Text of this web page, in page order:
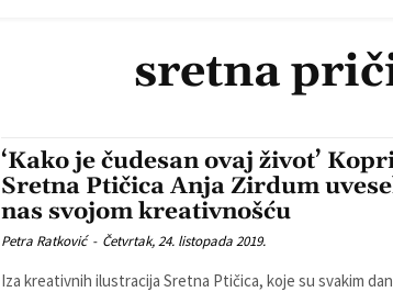
sretna
‘Kako je čudesan ovaj život’
Sretna Ptičica Anja Zirdum
nas svojom kreativnošću
Petra Ratković - Četvrtak, 24. listopada 2019.
Iza kreativnih ilustracija Sretna Ptičica, koje su svakim